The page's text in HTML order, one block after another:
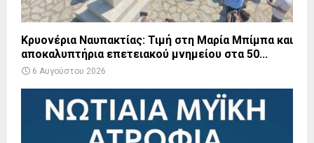
Κρυονέρια Ναυπακτίας: Τιμή στη Μαρία Μπίμπα και
αποκαλυπτήρια επετειακού μνημείου στα 50...
6 Αυγούστου 2026